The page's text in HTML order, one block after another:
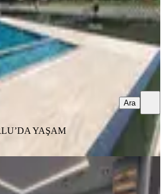
Kadir Gürbüz
YAŞAM
Ara
Lavanda'dan Önerlerde Site
Satılık 1+1 Daire